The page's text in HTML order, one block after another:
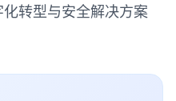
转型与安全解决方案